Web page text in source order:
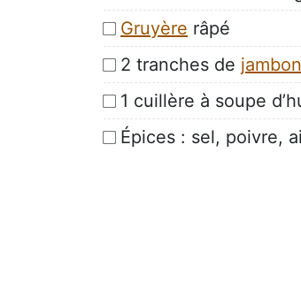
Gruyère râpé
2 tranches de jambon
1 cuillère à soupe
Épices : sel, poivre,